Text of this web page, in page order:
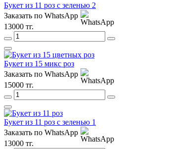
Букет из 11 роз с зеленью 2
Заказать по WhatsApp
13000 тг.
Букет из 15 микс роз
Заказать по WhatsApp
15000 тг.
Букет из 11 роз с зеленью 1
Заказать по WhatsApp
13000 тг.